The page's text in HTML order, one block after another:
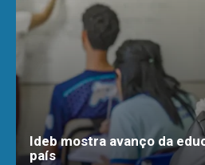
Ideb mostra avanço da
país